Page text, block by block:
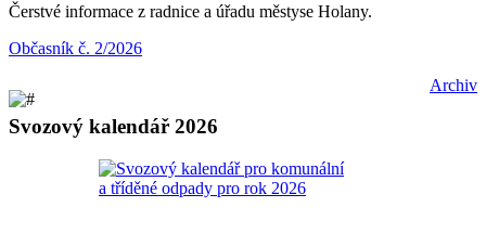
Čerstvé informace z radnice a úřadu městyse Holany.
Občasník č. 2/2026
Archiv
Svozový kalendář 2026